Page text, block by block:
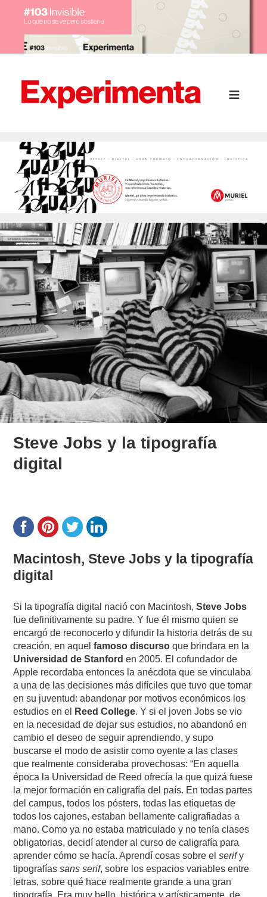
Steve Jobs y la tipografía
digital
Macintosh, Steve Jobs y la tipografía
digital
Si la tipografía digital nació con Macintosh,Steve Jobs
fue definitivamente su padre. Y fue él mismo quien se
encargó de reconocerlo y difundir la historia detrás de su
creación, en aquelfamoso discurso que brindara en la
Universidad de Stanford en 2005. El cofundador de
Apple recordaba entonces la anécdota que se vinculaba
a una de las decisiones más difíciles que tuvo que tomar
en su juventud: abandonar por motivos económicos los
estudios en el
Reed College. Y si el joven Jobs se vio
en la necesidad de dejar sus estudios, no abandonó en
cambio el deseo de seguir aprendiendo, y supo
buscarse el modo de asistir como oyente a las clases
que realmente consideraba provechosas: “En aquella
época la Universidad de Reed ofrecía la que quizá fuese
la mejor formación en caligrafía del país. En todas partes
del campus, todos los pósters, todas las etiquetas de
todos los cajones, estaban bellamente caligrafiadas a
mano. Como ya no estaba matriculado y no tenía clases
obligatorias, decidí atender al curso de caligrafía para
aprender cómo se hacía. Aprendí cosas sobre elserify
tipografíassans serif, sobre los espacios variables entre
letras, sobre qué hace realmente grande a una gran
tipografía. Era muy bello, histórica y artísticamente, de